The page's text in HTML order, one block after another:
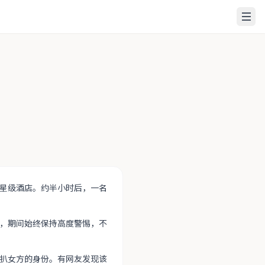
级酒店。约半小时后，一名
期间始终保持高度警惕，不
女方的身份。有网友发现该